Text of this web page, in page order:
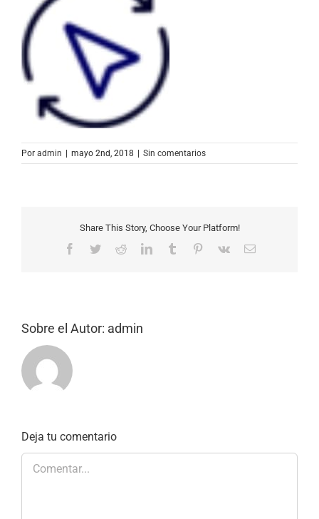
Por admin mayo 2nd, 2018 Sin comentarios
Share This Story, Choose Your Platform!
Facebook
TwitterRedditLinkedInTumblr Pinterest
Vk
Correo
Sobre el Autor: admin
Deja tu comentario
Comentar